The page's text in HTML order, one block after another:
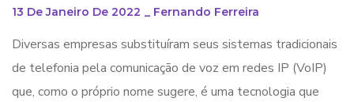
13 De Janeiro De 2022 _ Fernando Ferreira
Diversas empresas substituíram seus sistemas tradicionais
de telefonia pela comunicação de voz em redes IP (VoIP)
que, como o próprio nome sugere, é uma tecnologia que